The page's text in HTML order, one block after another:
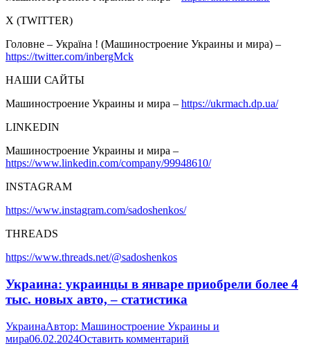
Х (TWITTER)
Головне – Україна ! (Машиностроение Украины и мира) –
https://twitter.com/inbergMck
НАШИ САЙТЫ
Машиностроение Украины и мира – https://ukrmach.dp.ua/
LINKEDIN
Машиностроение Украины и мира –
https://www.linkedin.com/company/99948610/
INSTAGRAM
https://www.instagram.com/sadoshenkos/
THREADS
https://www.threads.net/@sadoshenkos
Украина: украинцы в январе приобрели более 4
тыс. новых авто, – статистика
УкраинаАвтор: Машиностроение Украины и
мира06.02.2024Оставить комментарий